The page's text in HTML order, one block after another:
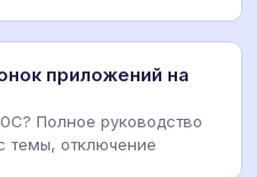
приложений на
Полное руководство
темы, отключение